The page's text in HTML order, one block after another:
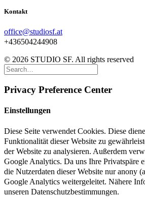
Kontakt
office@studiosf.at
+436504244908
© 2026 STUDIO SF. All rights reserved
Privacy Preference Center
Einstellungen
Diese Seite verwendet Cookies. Diese
Funktionalität dieser Website zu
der Website zu analysieren. Außerdem
Google Analytics. Da uns Ihre Privatspäre
die Nutzerdaten dieser Website nur anony
Google Analytics weitergeleitet. Nähere
unseren Datenschutzbestimmungen.